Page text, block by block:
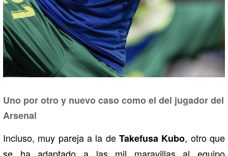
Uno por otro y nuevo caso como el del jugador del
Arsenal
Incluso, muy pareja a la de Takefusa Kubo, otro que